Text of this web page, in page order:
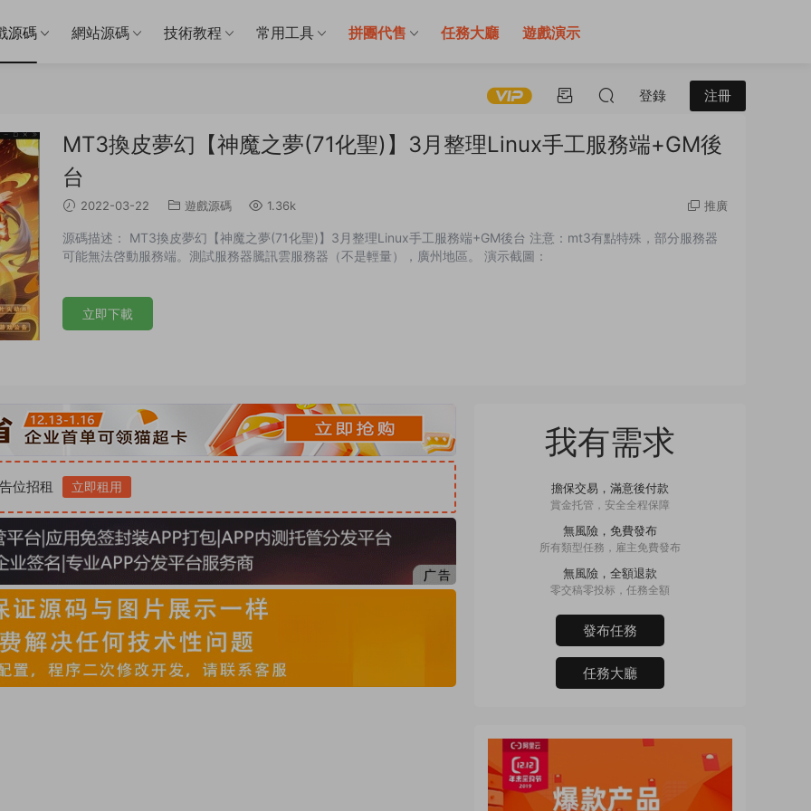
源碼 網站源碼 技術教程 常用工具 拼團代售 任務大廳 遊戲演示
登錄 注冊
MT3換皮夢幻【神魔之夢(71化聖)】3月整理Linux手工服務端+GM後
台
2022-03-22 遊戲源碼 1.36k 推廣
源碼描述： MT3換皮夢幻【神魔之夢(71化聖)】3月整理Linux手工服務端+GM後台 注意：mt3有點特殊，部分服務器
可能無法啓動服務端。測試服務器騰訊雲服務器（不是輕量），廣州地區。 演示截圖：
立即下載
位招租 立即租用
我有需求
擔保交易，滿意後付款
賞金托管，安全全程保障
無風險，免費發布
所有類型任務，雇主免費發布
無風險，全額退款
零交稿零投标，任務全額
發布任務
任務大廳